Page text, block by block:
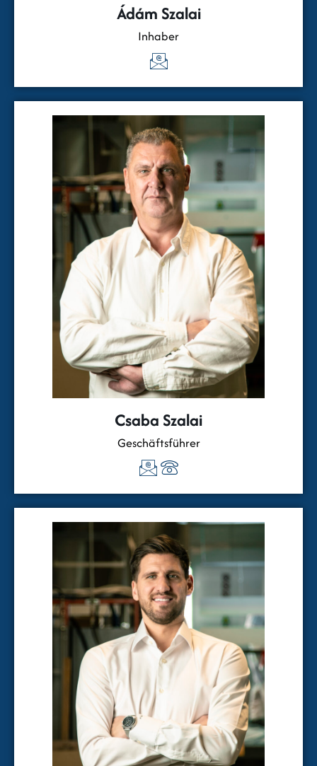
Ádám Szalai
Inhaber
Csaba Szalai
Geschäftsführer